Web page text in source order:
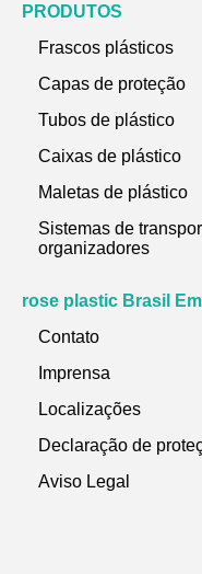
PRODUTOS
Frascos plásticos
Capas de proteção
Tubos de plástico
Caixas de plástico
Maletas de plástico
Sistemas de
organizadores
rose plastic Brasil
Contato
Imprensa
Localizações
Declaração de
Aviso Legal